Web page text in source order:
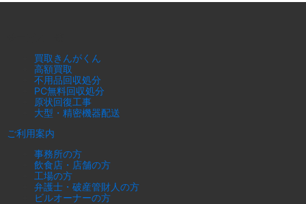
買取きんがくん
高額買取
不用品回収処分
PC無料回収処分
原状回復工事
大型・精密機器配送
ご利用案内
事務所の方
飲食店・店舗の方
工場の方
弁護士・破産管財人の方
ビルオーナーの方